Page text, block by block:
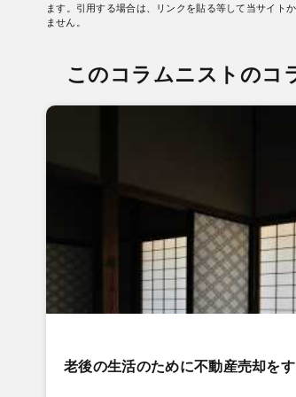
ます。引用する場合は、リンクを貼る等して当サイト
ません。
このコラムニストのコ
老後の生活のために不動産売却を